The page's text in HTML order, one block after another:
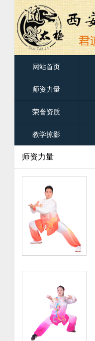
网站首页
师资力量
荣誉资质
教学掠影
师资力量